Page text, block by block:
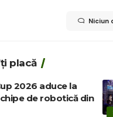
Niciun
placă
2026 aduce la
de robotică din